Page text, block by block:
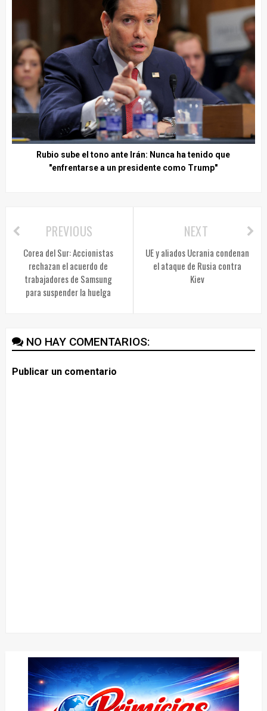
Rubio sube el tono ante Irán: Nunca ha tenido que
"enfrentarse a un presidente como Trump"
NEXT
UE y aliados Ucrania condenan
el ataque de Rusia contra
Kiev
PREVIOUS
Corea del Sur: Accionistas
rechazan el acuerdo de
trabajadores de Samsung
para suspender la huelga
NO HAY COMENTARIOS:
Publicar un comentario